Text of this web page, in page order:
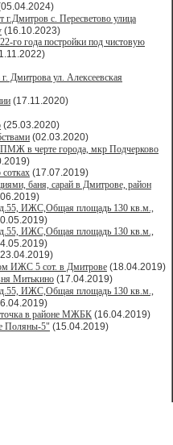
с. Пересветово улица
(16.10.2023)
го года постройки под чистовую
Дмитрoва ул. Алексеевская
(17.11.2020)
(25.03.2020)
(02.03.2020)
в черте города, мкр Подчерково
(17.07.2019)
баня, сарай в Дмитрове, район
ИЖС,Общая площадь 130 кв.м.,
ИЖС,Общая площадь 130 кв.м.,
ИЖС 5 сот. в Дмитрове (18.04.2019)
Митькино (17.04.2019)
ИЖС,Общая площадь 130 кв.м.,
в районе МЖБК (16.04.2019)
Поляны-5" (15.04.2019)